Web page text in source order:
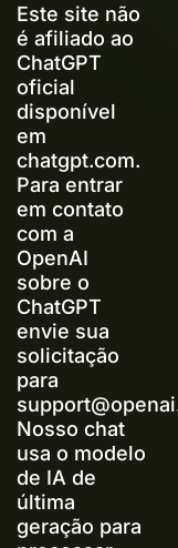
Este site não
é afiliado ao
ChatGPT
oficial
disponível
em
chatgpt.com.
Para entrar
em contato
com a
OpenAI
sobre o
ChatGPT
envie sua
solicitação
para
Nosso chat
usa o modelo
de IA de
última
geração para